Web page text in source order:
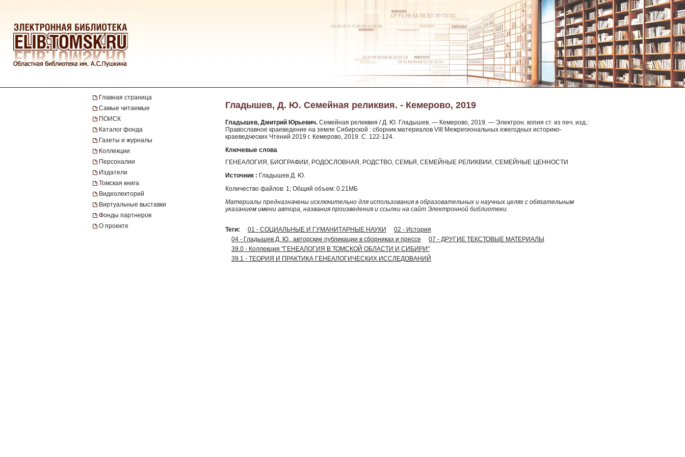
Главная страница
Самые читаемые
ПОИСК
Каталог фонда
Газеты и журналы
Коллекции
Персоналии
Издатели
Томская книга
Видеолекторий
Виртуальные выставки
Фонды партнеров
О проекте
Гладышев, Д. Ю. Семейная реликвия. - Кемерово, 2019
Гладышев, Дмитрий Юрьевич. Семейная реликвия / Д. Ю. Гладышев. — Кемерово, 2019. — Электрон. копия ст. из печ. изд.:
Православное краеведение на земле Сибирской : сборник материалов VIII Межрегиональных ежегодных историко-
краеведческих Чтений 2019 г. Кемерово, 2019. С. 122-124.
Ключевые слова
ГЕНЕАЛОГИЯ, БИОГРАФИИ, РОДОСЛОВНАЯ, РОДСТВО, СЕМЬЯ, СЕМЕЙНЫЕ РЕЛИКВИИ, СЕМЕЙНЫЕ ЦЕННОСТИ
Источник : Гладышев Д. Ю.
Количество файлов: 1; Общий объем: 0.21МБ
Материалы предназначены исключительно для использования в образовательных и научных целях с обязательным
указанием имени автора, названия произведения и ссылки на сайт Электронной библиотеки.
Теги: 01 - СОЦИАЛЬНЫЕ И ГУМАНИТАРНЫЕ НАУКИ
02 - История
04 - Гладышев Д. Ю., авторские публикации в сборниках и прессе
07 - ДРУГИЕ ТЕКСТОВЫЕ МАТЕРИАЛЫ
39.0 - Коллекция "ГЕНЕАЛОГИЯ В ТОМСКОЙ ОБЛАСТИ И СИБИРИ"
39.1 - ТЕОРИЯ И ПРАКТИКА ГЕНЕАЛОГИЧЕСКИХ ИССЛЕДОВАНИЙ